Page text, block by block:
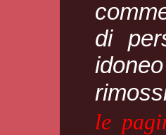
di
le